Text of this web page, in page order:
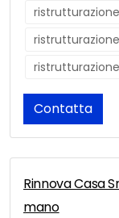
Contatta
Rinnova Casa
mano